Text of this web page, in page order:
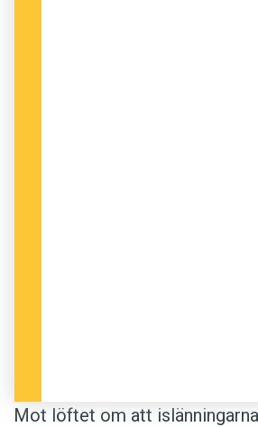
Mot löftet om att